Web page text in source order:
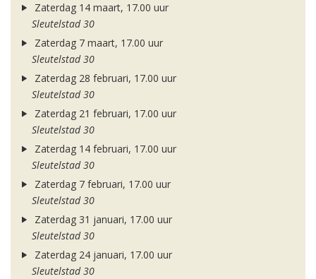
Zaterdag 14 maart, 17.00 uur
Sleutelstad 30
Zaterdag 7 maart, 17.00 uur
Sleutelstad 30
Zaterdag 28 februari, 17.00 uur
Sleutelstad 30
Zaterdag 21 februari, 17.00 uur
Sleutelstad 30
Zaterdag 14 februari, 17.00 uur
Sleutelstad 30
Zaterdag 7 februari, 17.00 uur
Sleutelstad 30
Zaterdag 31 januari, 17.00 uur
Sleutelstad 30
Zaterdag 24 januari, 17.00 uur
Sleutelstad 30